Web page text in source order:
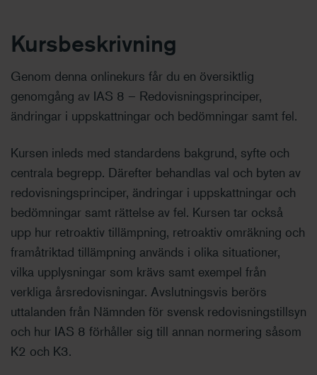
Kursbeskrivning
Genom denna onlinekurs får du en översiktlig
genomgång av IAS 8 – Redovisningsprinciper,
ändringar i uppskattningar och bedömningar samt fel.
Kursen inleds med standardens bakgrund, syfte och
centrala begrepp. Därefter behandlas val och byten av
redovisningsprinciper, ändringar i uppskattningar och
bedömningar samt rättelse av fel. Kursen tar också
upp hur retroaktiv tillämpning, retroaktiv omräkning och
framåtriktad tillämpning används i olika situationer,
vilka upplysningar som krävs samt exempel från
verkliga årsredovisningar. Avslutningsvis berörs
uttalanden från Nämnden för svensk redovisningstillsyn
och hur IAS 8 förhåller sig till annan normering såsom
K2 och K3.